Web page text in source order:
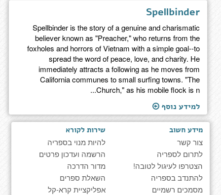
Spellbinder
Spellbinder is the story of a genuine and charismatic
believer known as "Preacher," who returns from the
foxholes and horrors of Vietnam with a simple goal--to
spread the word of peace, love, and charity. He
immediately attracts a following as he moves from
California communes to small surfing towns. "The
Church," as his mobile flock is n...
למידע נוסף
מידע חשוב
צור קשר
לתרום לספריה
הצטרפו לעיגול לטובה!
להתנדב בספריה
מסמכים רשמיים
שירות לקורא
להיות מנוי בספריה
הרשמה ועדכון פרטים
מדור הדרכה
השאלת ספרים
אפליקציית קרא-קל